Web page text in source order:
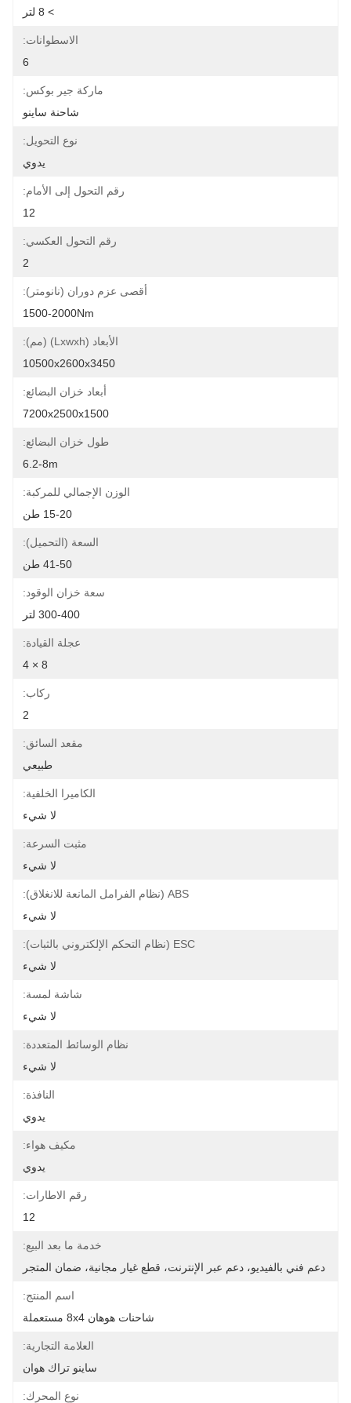
> 8 لتر
الاسطوانات:
6
ماركة جير بوكس:
شاحنة ساينو
نوع التحويل:
يدوي
رقم التحول إلى الأمام:
12
رقم التحول العكسي:
2
أقصى عزم دوران (نانومتر):
1500-2000Nm
الأبعاد (lxwxh) (مم):
10500x2600x3450
أبعاد خزان البضائع:
7200x2500x1500
طول خزان البضائع:
6.2-8m
الوزن الإجمالي للمركبة:
15-20 طن
السعة (التحميل):
41-50 طن
سعة خزان الوقود:
300-400 لتر
عجلة القيادة:
8 × 4
ركاب:
2
مقعد السائق:
طبيعي
الكاميرا الخلفية:
لا شيء
مثبت السرعة:
لا شيء
ABS (نظام الفرامل المانعة للانغلاق):
لا شيء
ESC (نظام التحكم الإلكتروني بالثبات):
لا شيء
شاشة لمسة:
لا شيء
نظام الوسائط المتعددة:
لا شيء
النافذة:
يدوي
مكيف هواء:
يدوي
رقم الاطارات:
12
خدمة ما بعد البيع:
دعم فني بالفيديو، دعم عبر الإنترنت، قطع غيار مجانية، ضمان المتجر
اسم المنتج:
شاحنات هوهان 8x4 مستعملة
العلامة التجارية:
ساينو تراك هوان
نوع المحرك: